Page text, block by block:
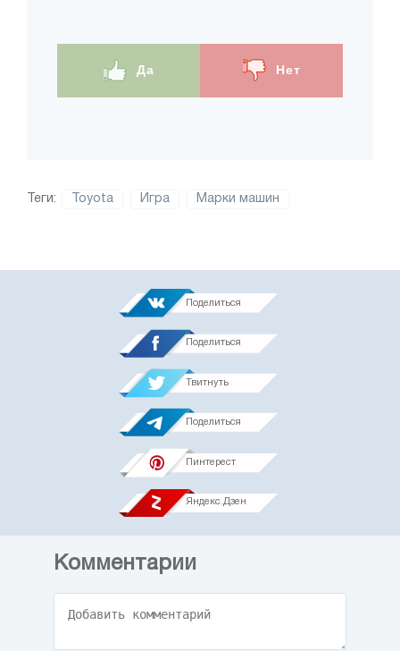
Да Нет
Теги: Toyota Игра Марки машин
Поделиться
Поделиться
Твитнуть
Поделиться
Пинтерест
Яндекс.Дзен
Комментарии